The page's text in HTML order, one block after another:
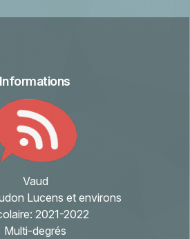
Informations
Vaud
Lucens et environs
2021-2022
Multi-degrés